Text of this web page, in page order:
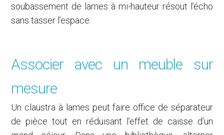
soubassement de lames à mi-hauteur résout l’écho
sans tasser l’espace.
Associer avec un meuble sur
mesure
Un claustra à lames peut faire office de séparateur
de pièce tout en réduisant l’effet de caisse d’un